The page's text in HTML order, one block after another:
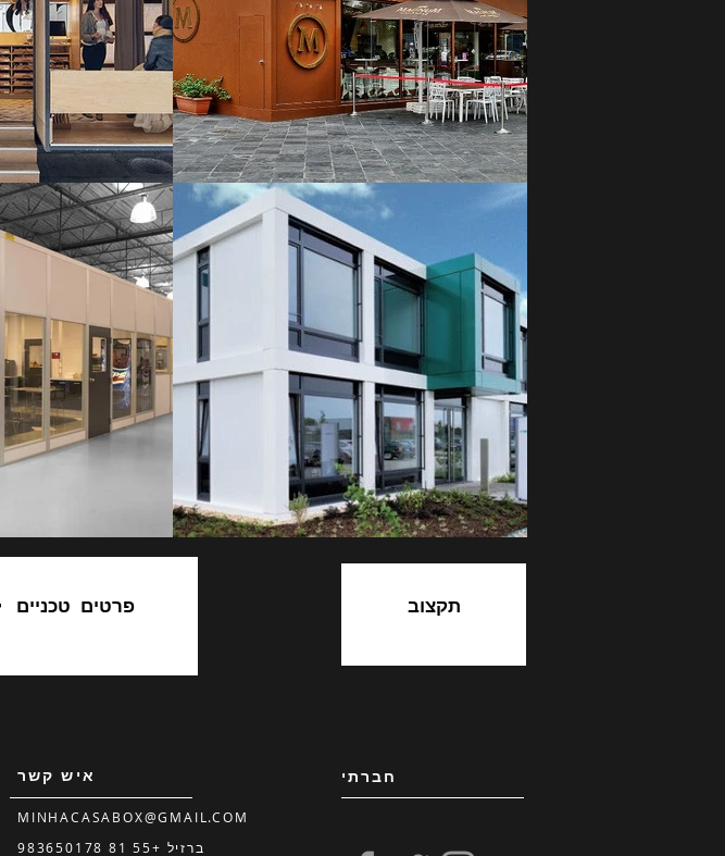
פרטים טכניים תקצוב
איש קשר
MINHACASABOX@GMAIL.COM
ברזיל +55 81 983650178
חברתי